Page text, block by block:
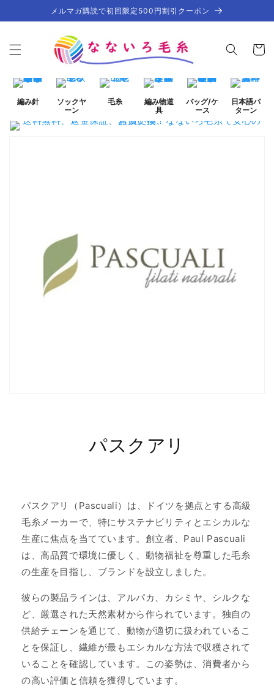
進む
メルマガ購読で初回限定500円割引クーポン
ー
編み針
ソックヤ
ーン
毛糸
編み物道
具
バッグ/ケ
ース
日本語パ
ターン
パスクアリ
パスクアリ（Pascuali）は、ドイツを拠点とする高級
毛糸メーカーで、特にサステナビリティとエシカルな
生産に焦点を当てています。創立者、Paul Pascuali
は、高品質で環境に優しく、動物福祉を尊重した毛糸
の生産を目指し、ブランドを設立しました。
彼らの製品ラインは、アルパカ、カシミヤ、シルクな
ど、厳選された天然素材から作られています。独自の
供給チェーンを通じて、動物が適切に扱われているこ
とを保証し、繊維が最もエシカルな方法で収穫されて
いることを確認しています。この姿勢は、消費者から
の高い評価と信頼を獲得しています。